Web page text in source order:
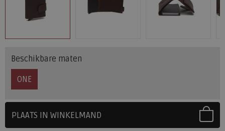
Beschikbare maten
ONE
PLAATS IN WINKELMAND